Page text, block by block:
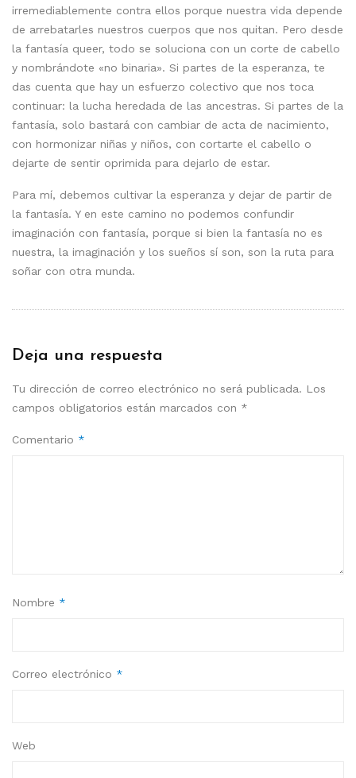
irremediablemente contra ellos porque nuestra vida depende
de arrebatarles nuestros cuerpos que nos quitan. Pero desde
la fantasía queer, todo se soluciona con un corte de cabello
y nombrándote «no binaria». Si partes de la esperanza, te
das cuenta que hay un esfuerzo colectivo que nos toca
continuar: la lucha heredada de las ancestras. Si partes de la
fantasía, solo bastará con cambiar de acta de nacimiento,
con hormonizar niñas y niños, con cortarte el cabello o
dejarte de sentir oprimida para dejarlo de estar.
Para mí, debemos cultivar la esperanza y dejar de partir de
la fantasía. Y en este camino no podemos confundir
imaginación con fantasía, porque si bien la fantasía no es
nuestra, la imaginación y los sueños sí son, son la ruta para
soñar con otra munda.
Deja una respuesta
Tu dirección de correo electrónico no será publicada. Los
campos obligatorios están marcados con *
Comentario *
Nombre *
Correo electrónico *
Web